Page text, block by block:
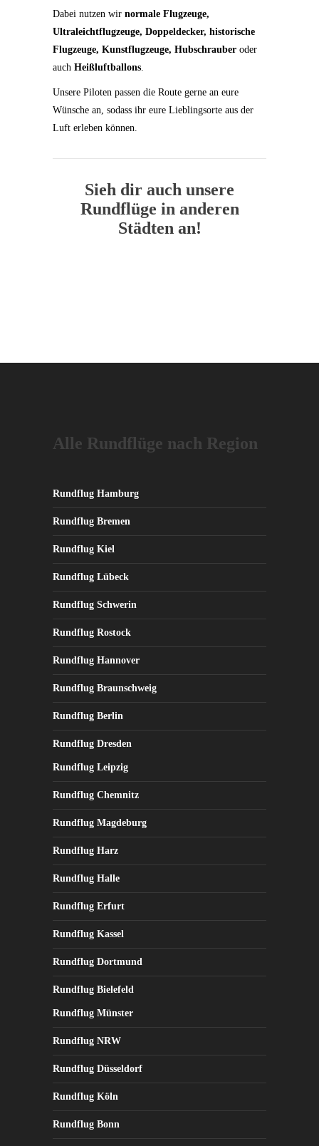
Dabei nutzen wir normale Flugzeuge,
Ultraleichtflugzeuge, Doppeldecker, historische
Flugzeuge, Kunstflugzeuge, Hubschrauber oder
auch Heißluftballons.
Unsere Piloten passen die Route gerne an eure
Wünsche an, sodass ihr eure Lieblingsorte aus der
Luft erleben können.
Sieh dir auch unsere
Rundflüge in anderen
Städten an!
Alle Rundflüge nach Region
Rundflug Hamburg
Rundflug Bremen
Rundflug Kiel
Rundflug Lübeck
Rundflug Schwerin
Rundflug Rostock
Rundflug Hannover
Rundflug Braunschweig
Rundflug Berlin
Rundflug Dresden
Rundflug Leipzig
Rundflug Chemnitz
Rundflug Magdeburg
Rundflug Harz
Rundflug Halle
Rundflug Erfurt
Rundflug Kassel
Rundflug Dortmund
Rundflug Bielefeld
Rundflug Münster
Rundflug NRW
Rundflug Düsseldorf
Rundflug Köln
Rundflug Bonn